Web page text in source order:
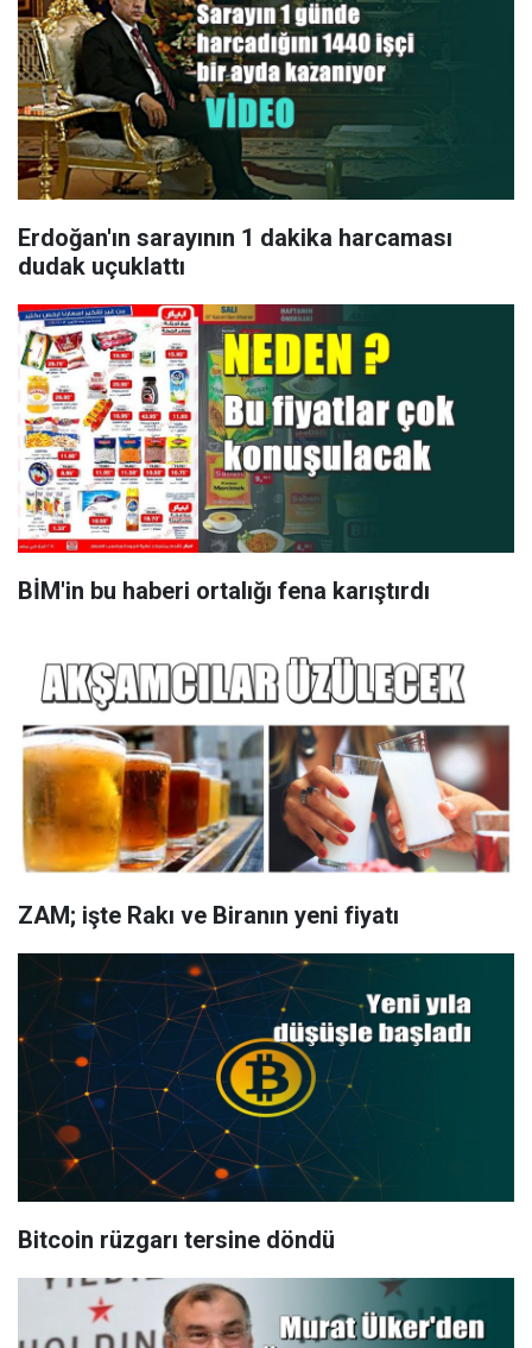
Erdoğan'ın sarayının 1 dakika harcaması
dudak uçuklattı
BİM'in bu haberi ortalığı fena karıştırdı
ZAM; işte Rakı ve Biranın yeni fiyatı
Bitcoin rüzgarı tersine döndü